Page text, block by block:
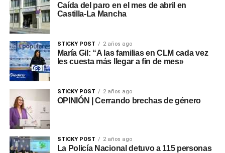
Caída del paro en el mes de abril en
Castilla-La Mancha
STICKY POST 2 años ago
María Gil: “A las familias en CLM cada vez
les cuesta más llegar a fin de mes»
STICKY POST 2 años ago
OPINIÓN | Cerrando brechas de género
STICKY POST 2 años ago
La Policía Nacional detuvo a 115 personas